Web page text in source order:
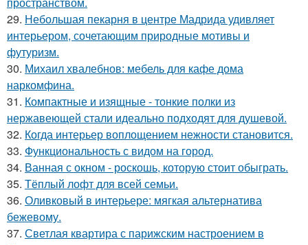
29. Небольшая пекарня в центре Мадрида удивляет
интерьером, сочетающим природные мотивы и
футуризм.
30. Михаил хвалебнов: мебель для кафе дома
наркомфина.
31. Компактные и изящные - тонкие полки из
нержавеющей стали идеально подходят для душевой.
32. Когда интерьер воплощением нежности становится.
33. Функциональность с видом на город.
34. Ванная с окном - роскошь, которую стоит обыграть.
35. Тёплый лофт для всей семьи.
36. Оливковый в интерьере: мягкая альтернатива
бежевому.
37. Светлая квартира с парижским настроением в